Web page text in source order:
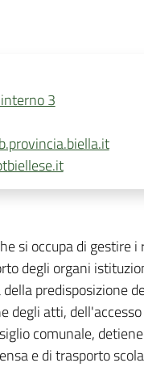
3
si occupa di
degli organi
della predisposizione
degli atti,
comunale,
e di trasporto